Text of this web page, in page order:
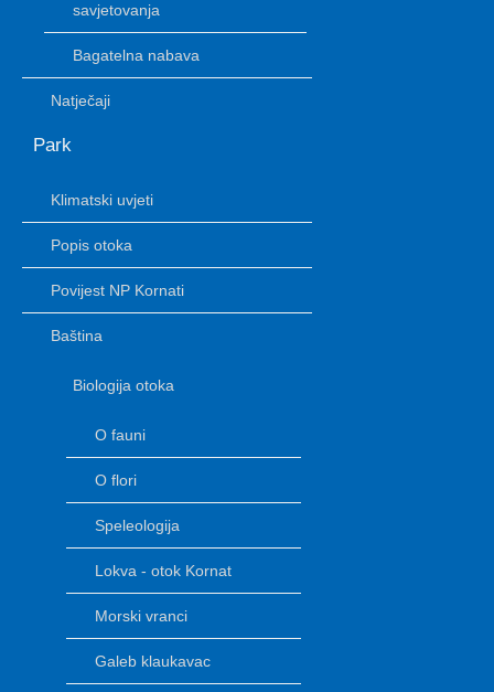
savjetovanja
Bagatelna nabava
Natječaji
Park
Klimatski uvjeti
Popis otoka
Povijest NP Kornati
Baština
Biologija otoka
O fauni
O flori
Speleologija
Lokva - otok Kornat
Morski vranci
Galeb klaukavac